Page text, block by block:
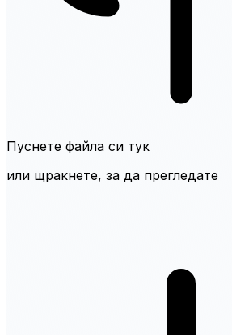
Пуснете файла си тук
или щракнете, за да прегледате